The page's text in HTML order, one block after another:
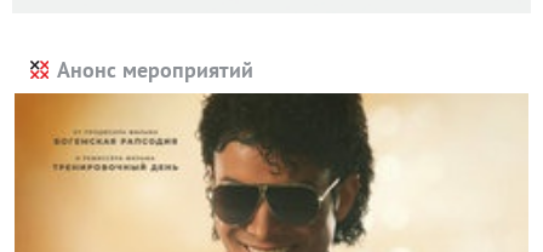
Анонс мероприятий